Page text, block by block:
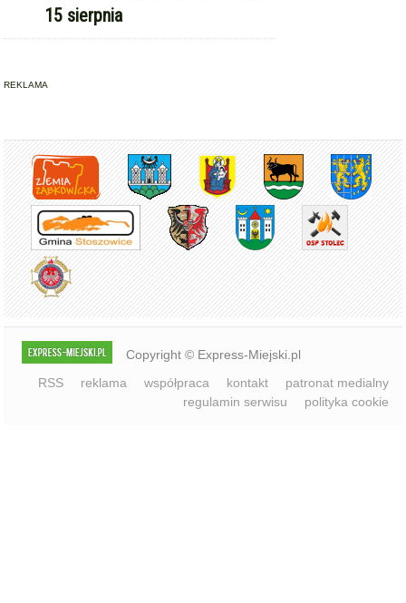
15 sierpnia
REKLAMA
Copyright © Express-Miejski.pl
RSS
reklama współpraca kontakt
patronat medialny
regulamin serwisu
polityka cookie